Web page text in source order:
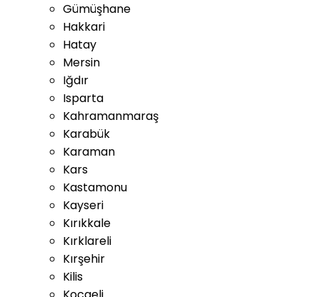
Gümüşhane
Hakkari
Hatay
Mersin
Iğdır
Isparta
Kahramanmaraş
Karabük
Karaman
Kars
Kastamonu
Kayseri
Kırıkkale
Kırklareli
Kırşehir
Kilis